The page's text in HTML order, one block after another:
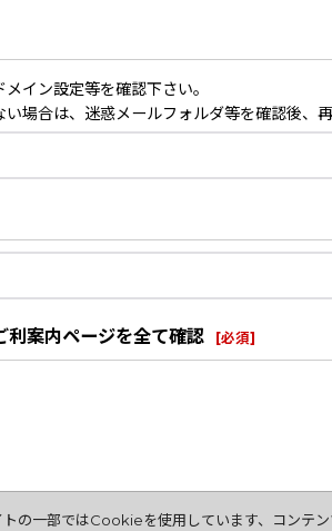
イン設定等を確認下さい。
い場合は、迷惑メールフォルダ等を確認後、
利案内ページを全て確認 [必須]
の一部ではCookieを使用しています、コンテ